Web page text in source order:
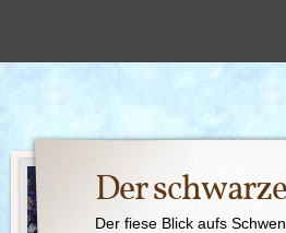
Der
Der fiese Blick aufs